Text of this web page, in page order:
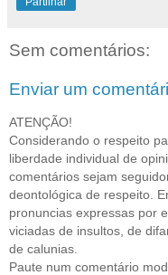
Sem comentários:
Enviar um
ATENÇÃO!
Considerando o respeito
liberdade individual de
comentários sejam
deontológica de respeito.
pronuncias expressas por
viciadas de insultos, de
de calunias.
Paute num comentário